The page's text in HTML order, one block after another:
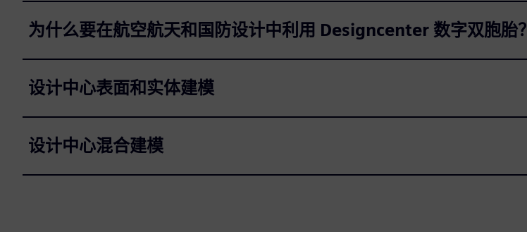
为什么要在航空航天和国防设计中利用 Designcenter 数字双胞胎？
设计中心表面和实体建模
设计中心混合建模